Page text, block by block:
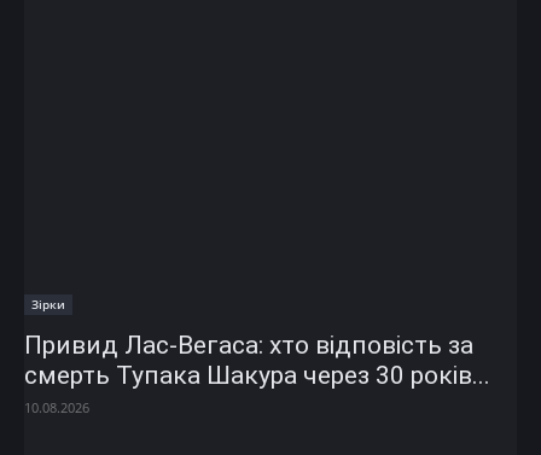
Зірки
Привид Лас-Вегаса: хто відповість за
смерть Тупака Шакура через 30 років...
10.08.2026